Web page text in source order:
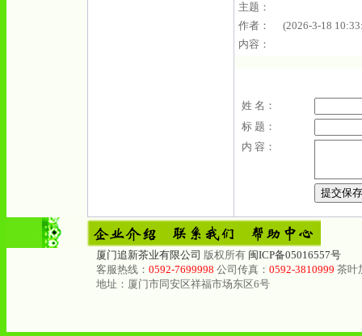
主题：
作者： (2026-3-18
内容：
姓 名：
标 题：
内 容：
厦门追新茶业有限公司 版权所有 闽ICP备05016557号
客服热线： 0592-7699998 公司传真： 0592-3810999 茶叶
地址：厦门市同安区祥福市场东区6号